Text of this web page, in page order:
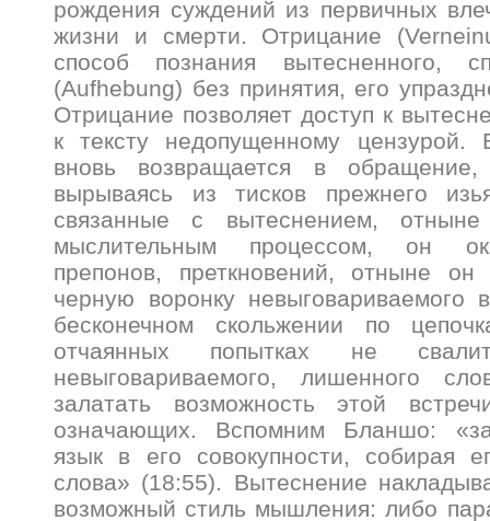
рождения суждений из первичных
жизни и смерти. Отрицание
способ познания вытесненного,
(Aufhebung) без принятия, его
Отрицание позволяет доступ к
к тексту недопущенному цензурой.
вновь возвращается в обращение,
вырываясь из тисков прежнего
связанные с вытеснением,
мыслительным процессом, он
препонов, преткновений, отныне он
черную воронку невыговариваемого
бесконечном скольжении по
отчаянных попытках не
невыговариваемого, лишенного
залатать возможность этой
означающих. Вспомним Бланшо:
язык в его совокупности, собирая
слова» (18:55). Вытеснение
возможный стиль мышления: либо